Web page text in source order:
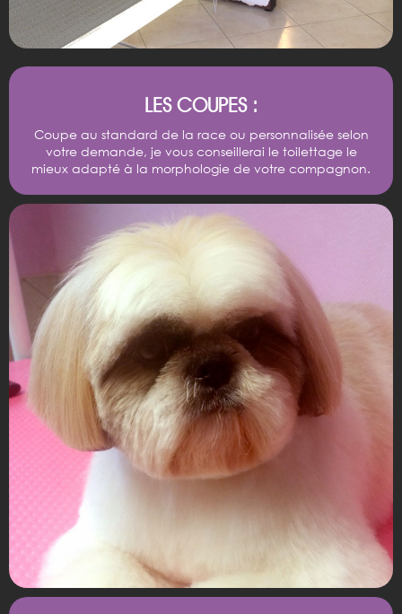
LES COUPES :
Coupe au standard de la race ou personnalisée selon
votre demande, je vous conseillerai le toilettage le
mieux adapté à la morphologie de votre compagnon.